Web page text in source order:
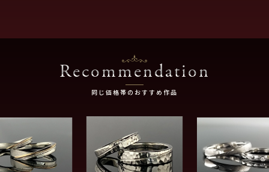
Recommendation
同じ価格帯のおすすめ作品